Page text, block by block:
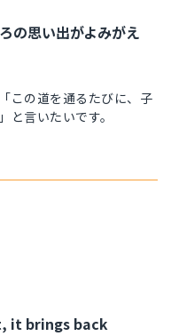
の思い出がよみがえ
この道を通るたびに、子
言いたいです。
it brings back